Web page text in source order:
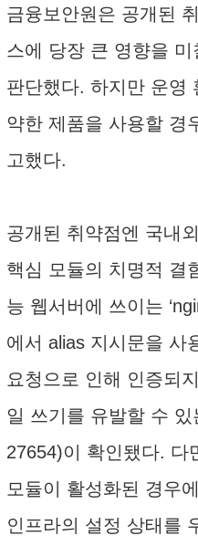
금융보안원은 공개된
스에 당장 큰 영향을
판단했다. 하지만 운영
약한 제품을 사용할 경
고했다.
공개된 취약점엔 국내
핵심 모듈의 치명적 결
능 웹서버에 쓰이는
에서 alias 지시문을 사
요청으로 인해 인증되
일 쓰기를 유발할 수
27654)이 확인됐다. 다
모듈이 활성화된 경우
인프라의 설정 상태를